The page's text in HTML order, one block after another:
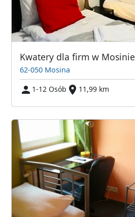
Kwatery dla firm w Mosinie
62-050 Mosina
1-12 Osób
11,99 km